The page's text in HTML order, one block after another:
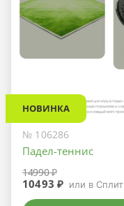
НОВИНКА
№ 106286
Падел-теннис
14990 ₽
10493 ₽ или в Сплит